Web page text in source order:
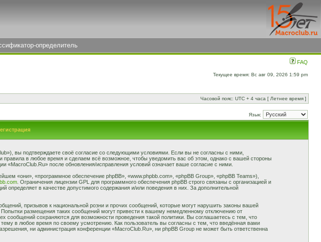
определитель
FAQ
Текущее время: Вс авг 09, 2026 1:59 pm
Часовой пояс: UTC + 4 часа [ Летнее время ]
Язык:
вы подтверждаете своё согласие со следующими условиями. Если вы не согласны с ними,
в любое время и сделаем всё возможное, чтобы уведомить вас об этом, однако с вашей стороны
«MacroClub.Ru» после обновления/исправления условий означает ваше согласие с ними.
«они», «программное обеспечение phpBB», «www.phpbb.com», «phpBB Group», «phpBB Teams»),
. Ограничения лицензии GPL для программного обеспечения phpBB строго связаны с организацией и
определяет в качестве допустимого содержания и/или поведения в них. За дополнительной
призывов к национальной розни и прочих сообщений, которые могут нарушить законы вашей
размещения таких сообщений могут привести к вашему немедленному отключению от
сохраняются для возможности проведения такой политики. Вы соглашаетесь с тем, что
в любое время по своему усмотрению. Как пользователь вы согласны с тем, что введённая вами
ни администрация конференции «MacroClub.Ru», ни phpBB Group не может быть ответственна